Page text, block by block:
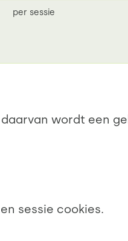
per sessie
wordt een
sessie cookies.